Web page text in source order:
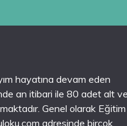
hayatına devam eden
an itibari ile 80 adet alt
Genel olarak Eğitim
adresinde birçok